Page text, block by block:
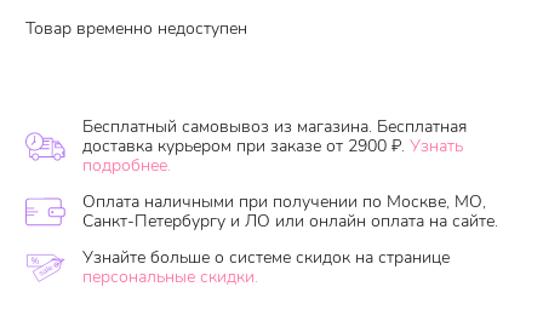
Товар временно недоступен
Бесплатный самовывоз из магазина. Бесплатная
доставка курьером при заказе от 2900 ₽. Узнать
подробнее.
Оплата наличными при получении по Москве, МО,
Санкт-Петербургу и ЛО или онлайн оплата на сайте.
Узнайте больше о системе скидок на странице
персональные скидки.